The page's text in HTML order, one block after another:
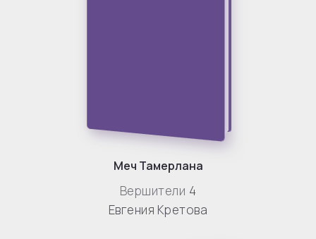
Меч Тамерлана
Вершители 4
Евгения Кретова